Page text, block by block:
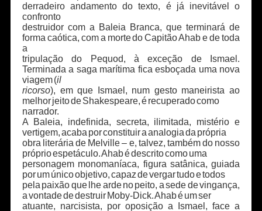
derradeiro andamento do texto, é já inevitável o
confronto
destruidor com a Baleia Branca, que terminará de
forma caótica, com a morte do Capitão Ahab e de toda
a
tripulação do Pequod, à exceção de Ismael.
Terminada a saga marítima fica esboçada uma nova
viagem (il
ricorso), em que Ismael, num gesto maneirista ao
melhor jeito de Shakespeare, é recuperado como
narrador.
A Baleia, indefinida, secreta, ilimitada, mistério e
vertigem, acaba por constituir a analogia da própria
obra literária de Melville – e, talvez, também do nosso
próprio espetáculo. Ahab é descrito como uma
personagem monomaníaca, figura satânica, guiada
por um único objetivo, capaz de vergar tudo e todos
pela paixão que lhe arde no peito, a sede de vingança,
a vontade de destruir Moby-Dick. Ahab é um ser
atuante, narcisista, por oposição a Ismael, face a